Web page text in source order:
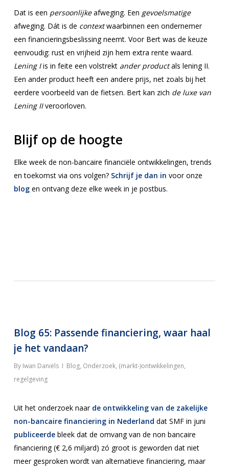
Dat is een persoonlijkeafweging. Een gevoelsmatige
afweging. Dát is de contextwaarbinnen een ondernemer
een financieringsbeslissing neemt. Voor Bert was de keuze
eenvoudig: rust en vrijheid zijn hem extra rente waard.
Lening Iis in feite een volstrekt ander productals lening II.
Een ander product heeft een andere prijs, net zoals bij het
eerdere voorbeeld van de fietsen. Bert kan zich de luxe van
Lening IIveroorloven.
Blijf op de hoogte
Elke week de non-bancaire financiële ontwikkelingen, trends
en toekomst via ons volgen? Schrijf je dan in voor onze
blogen ontvang deze elke week in je postbus.
Blog 65: Passende financiering, waar haal
je het vandaan?
By Iwan Daniëls Blog, Onderzoek, (markt-)ontwikkelingen,
regelgeving
Uit het onderzoek naar de ontwikkeling van de zakelijke
non-bancaire financiering in Nederland dat SMF in juni
publiceerde bleek dat de omvang van de non bancaire
financiering (€ 2,6 miljard) zó groot is geworden dat niet
meer gesproken wordt van alternatieve financiering, maar